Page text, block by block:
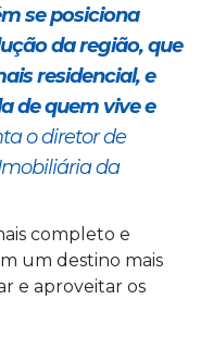
se posiciona
da região, que
residencial, e
de quem vive e
o diretor de
da
completo e
um destino mais
e aproveitar os